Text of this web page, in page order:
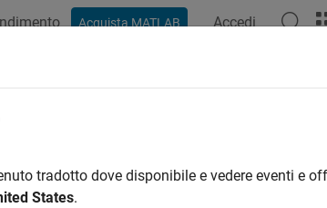
Acquista MATLAB Accedi
tradotto dove disponibile e vedere eventi e
States.